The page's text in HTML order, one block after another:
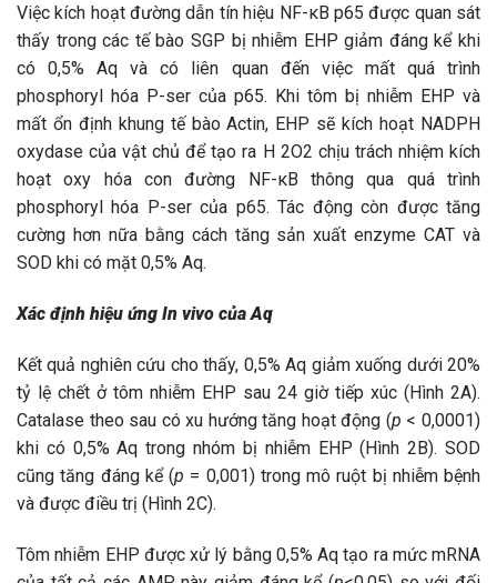
Việc kích hoạt đường dẫn tín hiệu NF-κB p65 được quan sát
thấy trong các tế bào SGP bị nhiễm EHP giảm đáng kể khi
có 0,5% Aq và có liên quan đến việc mất quá trình
phosphoryl hóa P-ser của p65. Khi tôm bị nhiễm EHP và
mất ổn định khung tế bào Actin, EHP sẽ kích hoạt NADPH
oxydase của vật chủ để tạo ra H 2O2 chịu trách nhiệm kích
hoạt oxy hóa con đường NF-κB thông qua quá trình
phosphoryl hóa P-ser của p65. Tác động còn được tăng
cường hơn nữa bằng cách tăng sản xuất enzyme CAT và
SOD khi có mặt 0,5% Aq.
Xác định hiệu ứng In vivo của Aq
Kết quả nghiên cứu cho thấy, 0,5% Aq giảm xuống dưới 20%
tỷ lệ chết ở tôm nhiễm EHP sau 24 giờ tiếp xúc (Hình 2A).
Catalase theo sau có xu hướng tăng hoạt động (p < 0,0001)
khi có 0,5% Aq trong nhóm bị nhiễm EHP (Hình 2B). SOD
cũng tăng đáng kể (p = 0,001) trong mô ruột bị nhiễm bệnh
và được điều trị (Hình 2C).
Tôm nhiễm EHP được xử lý bằng 0,5% Aq tạo ra mức mRNA